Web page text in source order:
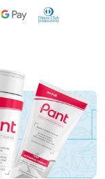
Google PayDiners Club